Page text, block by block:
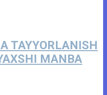
TAYYORLANISH
MANBA